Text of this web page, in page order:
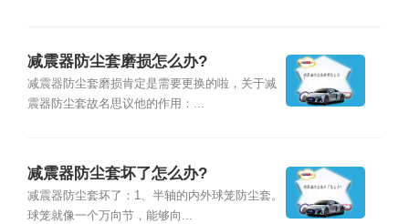
减震器防尘套磨损怎么办?
减震器防尘套磨损肯定是需要更换的啦，关于减
震器防尘套故名思议他的作用：...
减震器防尘套坏了怎么办?
减震器防尘套坏了：1、半轴的内外球笼防尘套。
球笼就像一个万向节，能够向...